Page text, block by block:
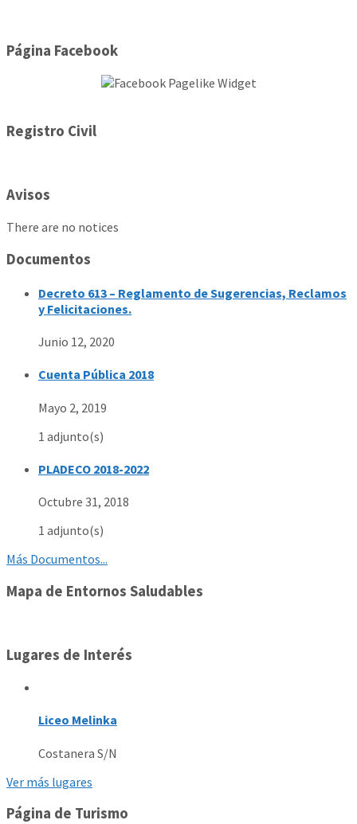
Página Facebook
Registro Civil
Avisos
There are no notices
Documentos
Decreto 613 – Reglamento de Sugerencias, Reclamos
y Felicitaciones.
Junio 12, 2020
Cuenta Pública 2018
Mayo 2, 2019
1 adjunto(s)
PLADECO 2018-2022
Octubre 31, 2018
1 adjunto(s)
Más Documentos...
Mapa de Entornos Saludables
Lugares de Interés
Liceo Melinka
Costanera S/N
Ver más lugares
Página de Turismo